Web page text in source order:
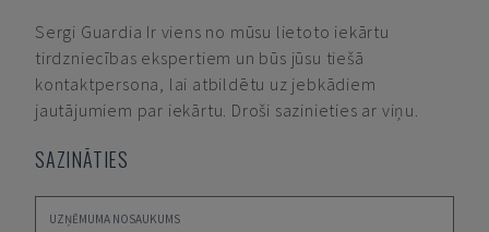
Sergi Guardia Ir viens no mūsu lietoto iekārtu
tirdzniecības ekspertiem un būs jūsu tiešā
kontaktpersona, lai atbildētu uz jebkādiem
jautājumiem par iekārtu. Droši sazinieties ar viņu.
SAZINĀTIES